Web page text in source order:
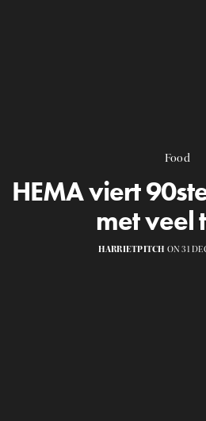
Food
HEMA viert
met veel
HARRIETPITCH ON 31